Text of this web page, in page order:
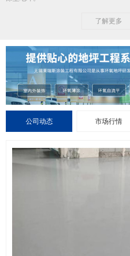
了解更多
公司动态 市场行情